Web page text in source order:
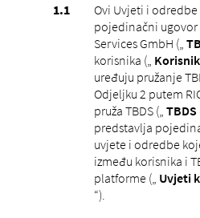
Ovi Uvjeti i
pojedinačni ugovor
Services GmbH („
korisnika („ Korisnik
uređuju pružanje
Odjeljku 2 putem
pruža TBDS („
predstavlja
uvjete i odredbe
između korisnika i
platforme („ Uvjeti
“).